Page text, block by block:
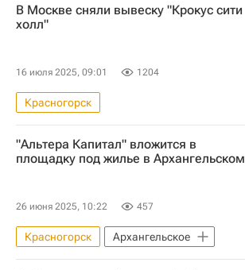
Москва
Россия
Городское хозяйство Москвы
Комплекс городского хозяйства Москвы
В Москве сняли вывеску "Крокус сити
холл"
16 июля 2025, 09:01 1204
Красногорск
Коммерческая недвижимость
Крокус Сити Холл
"Альтера Капитал" вложится в
площадку под жилье в Архангельском
26 июня 2025, 10:22 457
Красногорск
Архангельское
Кирилл Андросов
ТРАСТ